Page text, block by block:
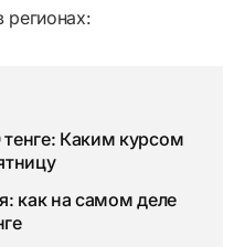
регионах:
Каким курсом
как на самом деле